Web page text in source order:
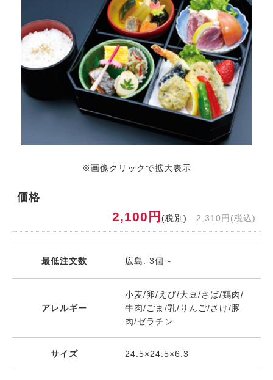
※画像クリックで拡大表示
価格
2,100円 (税別) 2,310円(税込)
最低注文数 広島: 3個～
アレルギー
小麦/卵/えび/大豆/さば/鶏肉/
牛肉/ごま/乳/りんご/さけ/豚
肉/ゼラチン
サイズ 24.5×24.5×6.3